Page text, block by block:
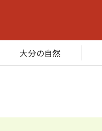
大分の自然